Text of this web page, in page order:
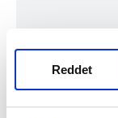
Reddet